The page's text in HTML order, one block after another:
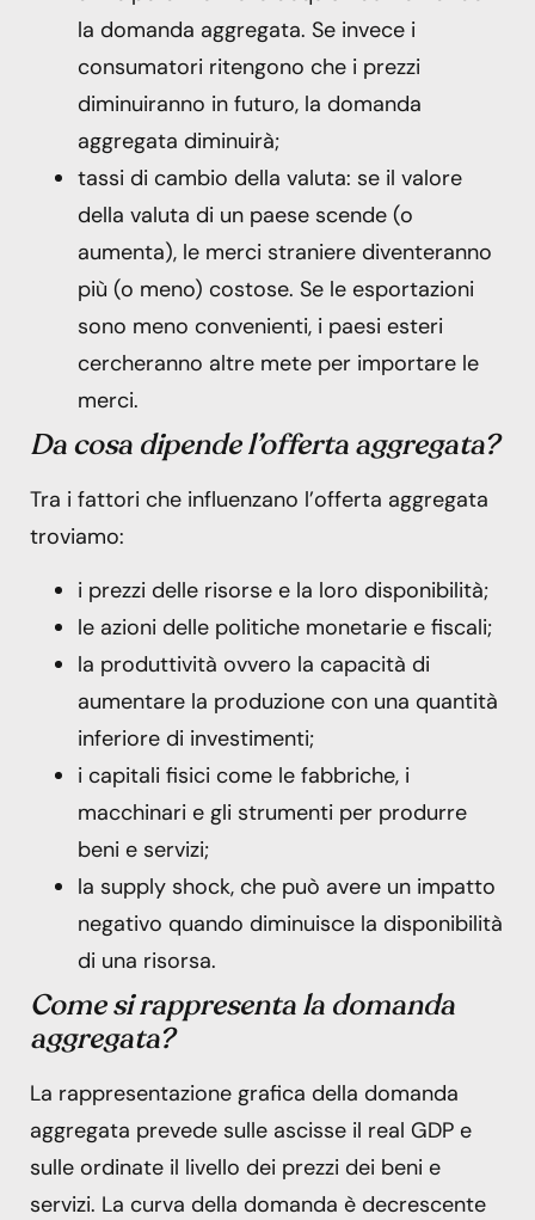
la domanda aggregata. Se invece i
consumatori ritengono che i prezzi
diminuiranno in futuro, la domanda
aggregata diminuirà;
tassi di cambio della valuta: se il valore
della valuta di un paese scende (o
aumenta), le merci straniere diventeranno
più (o meno) costose. Se le esportazioni
sono meno convenienti, i paesi esteri
cercheranno altre mete per importare le
merci.
Da cosa dipende l’offerta aggregata?
Tra i fattori che influenzano l’offerta aggregata
troviamo:
i prezzi delle risorse e la loro disponibilità;
le azioni delle politiche monetarie e fiscali;
la produttività ovvero la capacità di
aumentare la produzione con una quantità
inferiore di investimenti;
i capitali fisici come le fabbriche, i
macchinari e gli strumenti per produrre
beni e servizi;
la supply shock, che può avere un impatto
negativo quando diminuisce la disponibilità
di una risorsa.
Come si rappresenta la domanda
aggregata?
La rappresentazione grafica della domanda
aggregata prevede sulle ascisse il real GDP e
sulle ordinate il livello dei prezzi dei beni e
servizi. La curva della domanda è decrescente